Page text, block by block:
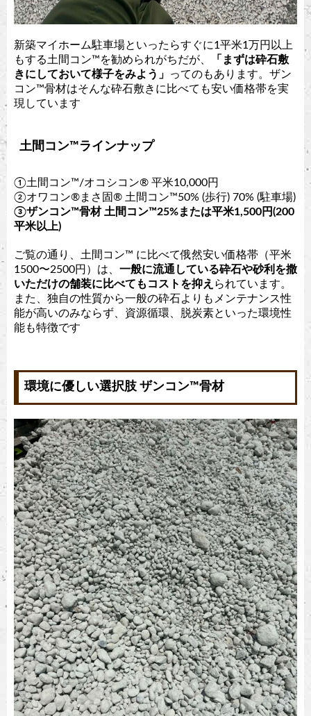
新築マイホーム駐車場といったらすぐに1平米1万円以上
もする土間コン™︎を勧められがちだが、
「まずは砕石敷
きにしておいて様子をみよう」
ってのもあります。ザン
コン™︎骨材はそんな砕石敷きに比べても安い価格帯を実
現しています
土間コン™︎ラインナップ
①土間コン™︎/オコシコン®︎ 平米10,000円
②オワコン®︎まさ固®︎ 土間コン™︎50% (歩行) 70% (駐車場)
③ザンコン™︎骨材 土間コン™︎25%または平米1,500円(200
平米以上)
ご覧の通り、土間コン™︎ に比べて俄然安い価格帯（平米
1500〜2500円）は、 一般に流通している砕石や砂利を撒
いただけの舗装に比べてもコストを抑え られています。
また、独自の性質から一般の砕石よりもメンテナンス性
能が高いのみならず、資源循環、脱炭素といった環境性
能も特徴です
環境に優しい選択肢 ザンコン™︎骨材